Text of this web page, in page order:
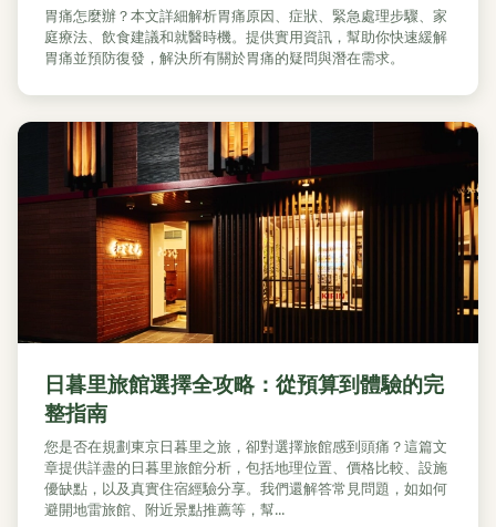
胃痛怎麼辦？本文詳細解析胃痛原因、症狀、緊急處理步驟、家
庭療法、飲食建議和就醫時機。提供實用資訊，幫助你快速緩解
胃痛並預防復發，解決所有關於胃痛的疑問與潛在需求。
日暮里旅館選擇全攻略：從預算到體驗的完
整指南
您是否在規劃東京日暮里之旅，卻對選擇旅館感到頭痛？這篇文
章提供詳盡的日暮里旅館分析，包括地理位置、價格比較、設施
優缺點，以及真實住宿經驗分享。我們還解答常見問題，如如何
避開地雷旅館、附近景點推薦等，幫...